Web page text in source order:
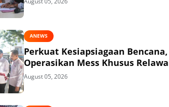
ANEWS
Perkuat Kesiapsiagaan
Operasikan Mess Khusus
August 05, 2026